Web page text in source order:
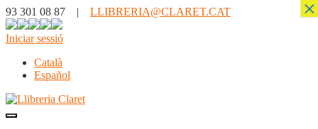
93 301 08 87 | LLIBRERIA@CLARET.CAT
Iniciar sessió
Català
Español
×